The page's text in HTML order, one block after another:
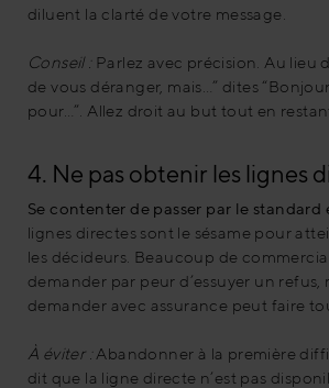
diluent la clarté de votre message.
Conseil :Parlez avec précision. Au lieu
de vous déranger, mais…” dites
pour…”. Allez droit au but tout en
4. Ne pas obtenir les lignes
Se contenter de passer par le standard
lignes directes sont le sésame pour
les décideurs. Beaucoup de
demander par peur d’essuyer un refus,
demander avec assurance peut faire
À éviter : Abandonner à la première
dit que la ligne directe n’est pas